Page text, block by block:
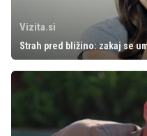
Vizita.si
Strah pred bližino: zakaj se